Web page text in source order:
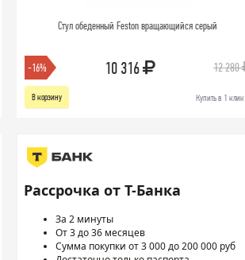
Стул обеденный Feston вращающийся серый
-16% 10 316 12 280
В корзину Купить в 1 клик
Рассрочка от Т-Банка
За 2 минуты
От 3 до 36 месяцев
Сумма покупки от 3 000 до 200 000 руб